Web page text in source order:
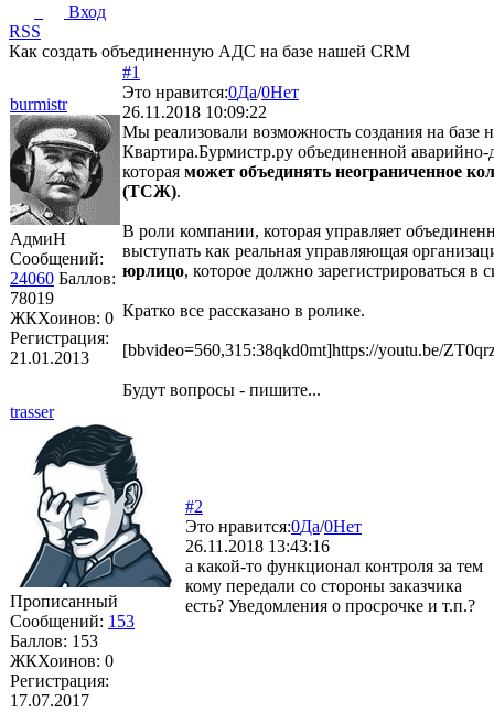
Вход
RSS
Как создать объединенную АДС на базе нашей CRM
burmistr
АдмиН
Сообщений:
24060 Баллов:
78019
ЖКХоинов: 0
Регистрация:
21.01.2013
#1
Это нравится:0Да/0Нет
26.11.2018 10:09:22
Мы реализовали возможность создания на базе
Квартира.Бурмистр.ру объединенной
которая может объединять неограниченное
(ТСЖ).
В роли компании, которая управляет
выступать как реальная управляющая
юрлицо, которое должно зарегистрироваться в
Кратко все рассказано в ролике.
[bbvideo=560,315:38qkd0mt]https://youtu.be/
Будут вопросы - пишите...
trasser
Прописанный
Сообщений: 153
Баллов: 153
ЖКХоинов: 0
Регистрация:
17.07.2017
#2
Это нравится:0Да/0Нет
26.11.2018 13:43:16
а какой-то функционал контроля за тем
кому передали со стороны заказчика
есть? Уведомления о просрочке и т.п.?